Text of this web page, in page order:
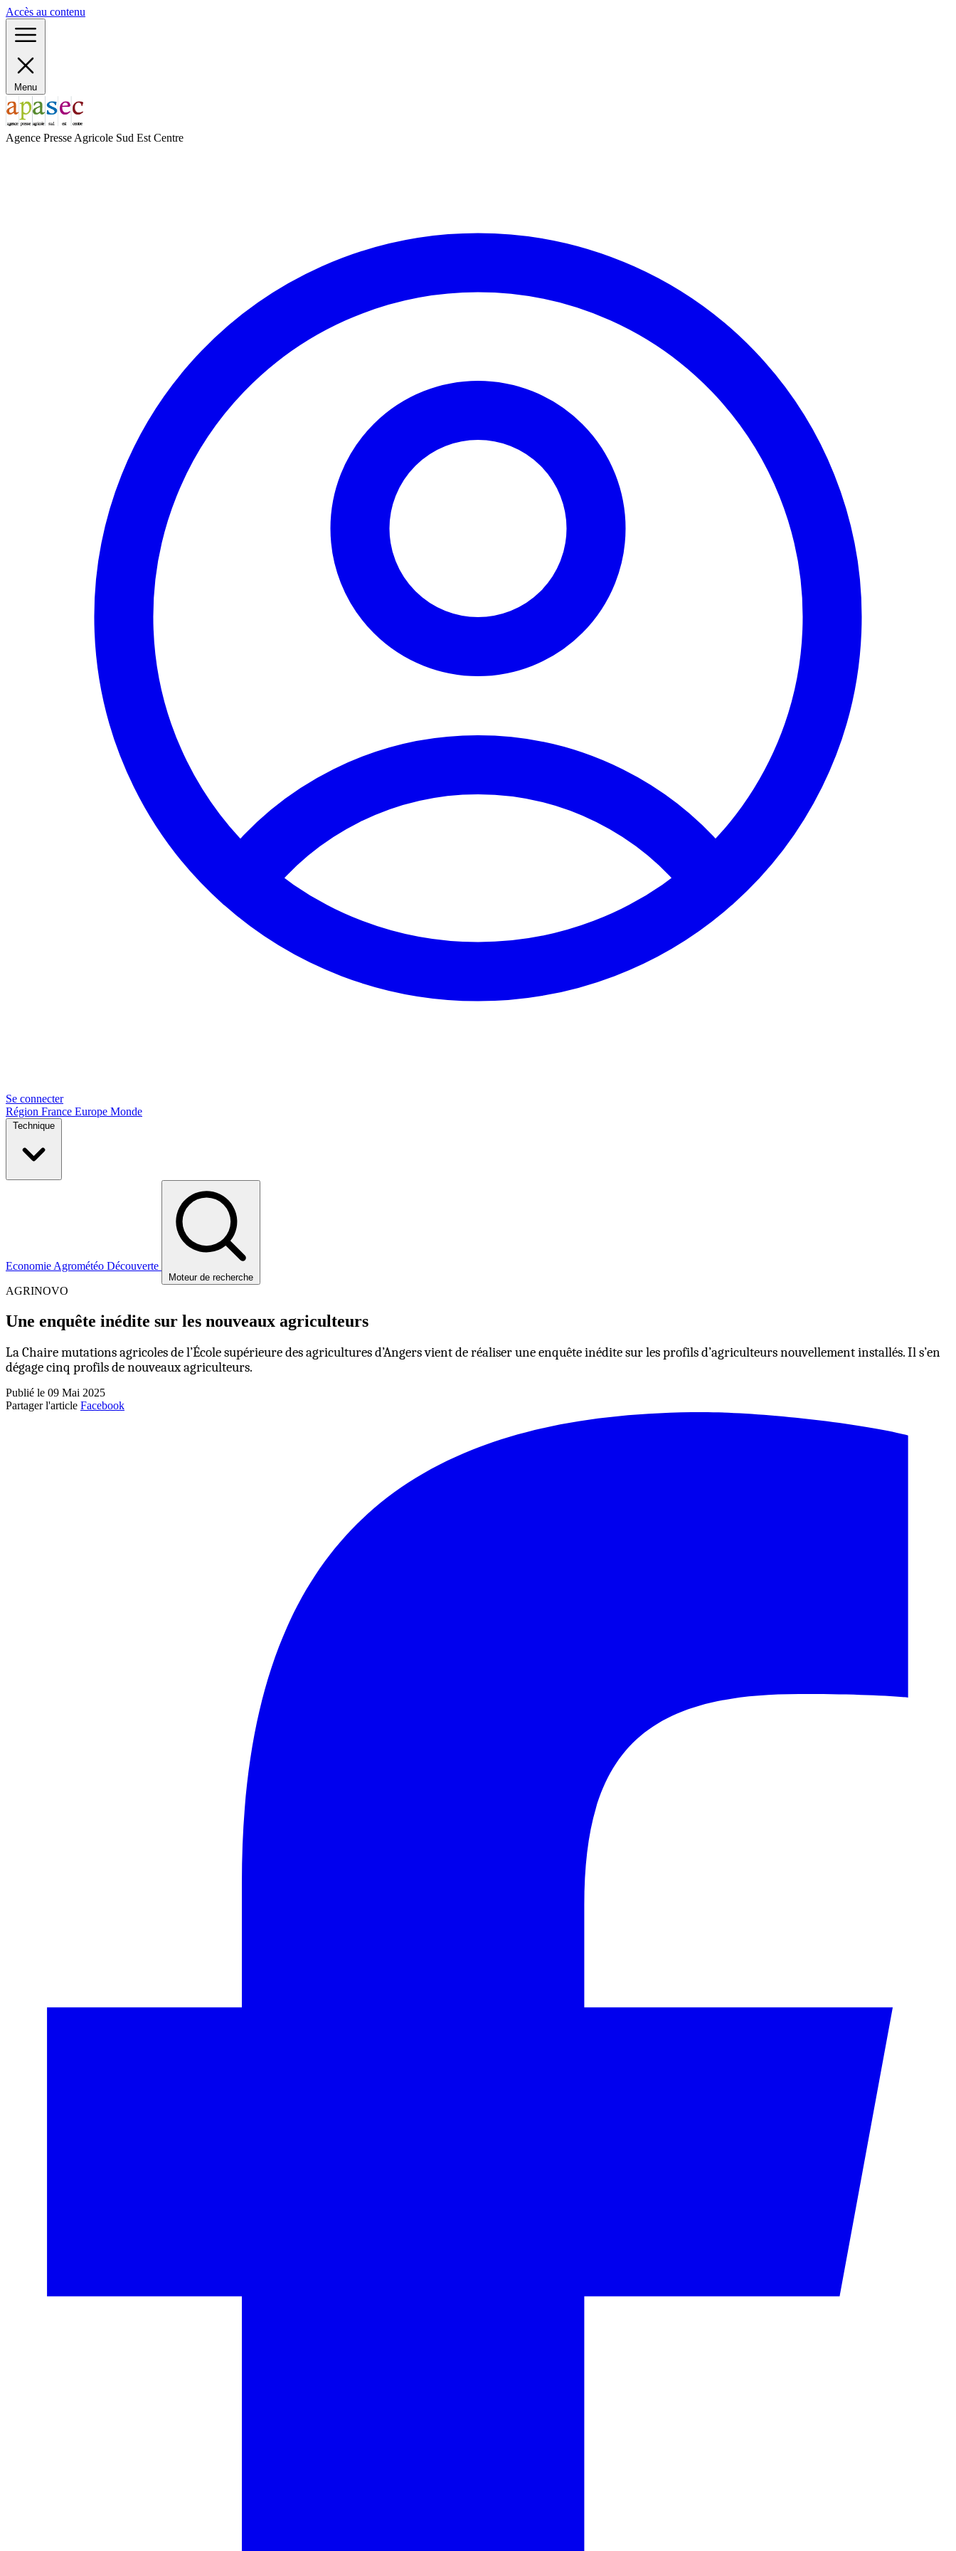
Accès au contenu
Menu
Agence Presse Agricole Sud Est Centre
Se connecter
Région France Europe Monde
Technique
Economie Agrométéo Découverte
Moteur de recherche
AGRINOVO
Une enquête inédite sur les nouveaux agriculteurs
La Chaire mutations agricoles de l’École supérieure des agricultures d’Angers vient de réaliser une enquête inédite sur les profils d’agriculteurs nouvellement installés. Il s’en
dégage cinq profils de nouveaux agriculteurs.
Publié le 09 Mai 2025
Partager l'article Facebook
Panneau de gestion des cookies